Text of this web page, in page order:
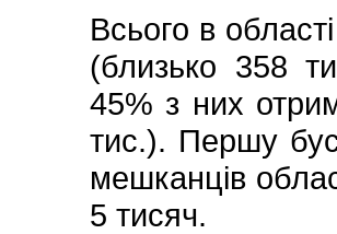
Всього в
(близько 358
45% з них
тис.). Першу
мешканців
5 тисяч.